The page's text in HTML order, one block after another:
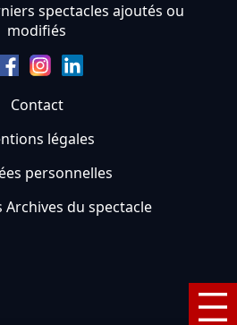
spectacles ajoutés ou
modifiés
Contact
légales
personnelles
Archives du spectacle